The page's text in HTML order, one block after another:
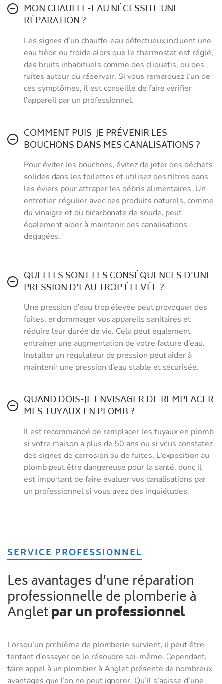
MON CHAUFFE-EAU NÉCESSITE UNE
RÉPARATION ?
Les signes d’un chauffe-eau défectueux incluent une
eau tiède ou froide alors que le thermostat est réglé,
des bruits inhabituels comme des cliquetis, ou des
fuites autour du réservoir. Si vous remarquez l’un de
ces symptômes, il est conseillé de faire vérifier
l’appareil par un professionnel.
COMMENT PUIS-JE PRÉVENIR LES
BOUCHONS DANS MES CANALISATIONS ?
Pour éviter les bouchons, évitez de jeter des déchets
solides dans les toilettes et utilisez des filtres dans
les éviers pour attraper les débris alimentaires. Un
entretien régulier avec des produits naturels, comme
du vinaigre et du bicarbonate de soude, peut
également aider à maintenir des canalisations
dégagées.
QUELLES SONT LES CONSÉQUENCES D'UNE
PRESSION D'EAU TROP ÉLEVÉE ?
Une pression d’eau trop élevée peut provoquer des
fuites, endommager vos appareils sanitaires et
réduire leur durée de vie. Cela peut également
entraîner une augmentation de votre facture d’eau.
Installer un régulateur de pression peut aider à
maintenir une pression d’eau stable et sécurisée.
QUAND DOIS-JE ENVISAGER DE REMPLACER
MES TUYAUX EN PLOMB ?
Il est recommandé de remplacer les tuyaux en plomb
si votre maison a plus de 50 ans ou si vous constatez
des signes de corrosion ou de fuites. L’exposition au
plomb peut être dangereuse pour la santé, donc il
est important de faire évaluer vos canalisations par
un professionnel si vous avez des inquiétudes.
SERVICE PROFESSIONNEL
Les avantages d’une réparation
professionnelle de plomberie à
Angletpar un professionnel
Lorsqu’un problème de plomberie survient, il peut être
tentant d’essayer de le résoudre soi-même. Cependant,
faire appel à un plombier à Anglet présente de nombreux
avantages que l’on ne peut ignorer. Qu’il s’agisse d’une